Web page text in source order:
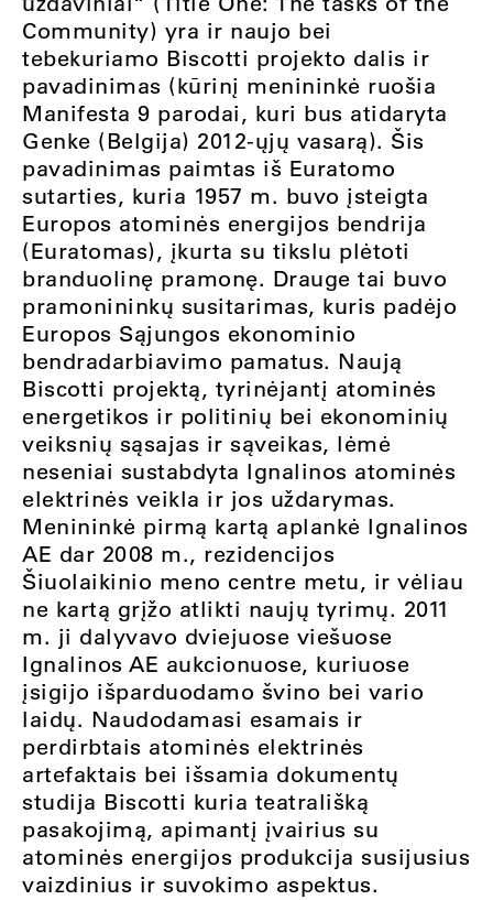
Community) yra ir naujo bei
tebekuriamo Biscotti projekto dalis ir
pavadinimas (kūrinį menininkė ruošia
Manifesta 9 parodai, kuri bus atidaryta
Genke (Belgija) 2012-ųjų vasarą). Šis
pavadinimas paimtas iš Euratomo
sutarties, kuria 1957 m. buvo įsteigta
Europos atominės energijos bendrija
(Euratomas), įkurta su tikslu plėtoti
branduolinę pramonę. Drauge tai buvo
pramonininkų susitarimas, kuris padėjo
Europos Sąjungos ekonominio
bendradarbiavimo pamatus. Naują
Biscotti projektą, tyrinėjantį atominės
energetikos ir politinių bei ekonominių
veiksnių sąsajas ir sąveikas, lėmė
neseniai sustabdyta Ignalinos atominės
elektrinės veikla ir jos uždarymas.
Menininkė pirmą kartą aplankė Ignalinos
AE dar 2008 m., rezidencijos
Šiuolaikinio meno centre metu, ir vėliau
ne kartą grįžo atlikti naujų tyrimų. 2011
m. ji dalyvavo dviejuose viešuose
Ignalinos AE aukcionuose, kuriuose
įsigijo išparduodamo švino bei vario
laidų. Naudodamasi esamais ir
perdirbtais atominės elektrinės
artefaktais bei išsamia dokumentų
studija Biscotti kuria teatrališką
pasakojimą, apimantį įvairius su
atominės energijos produkcija susijusius
vaizdinius ir suvokimo aspektus.